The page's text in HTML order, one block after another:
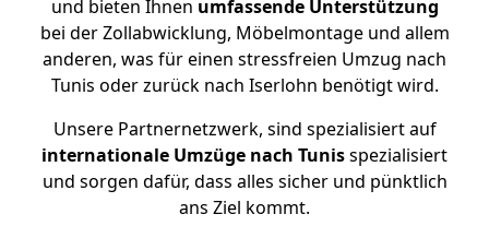
und bieten Ihnen umfassende Unterstützung
bei der Zollabwicklung, Möbelmontage und allem
anderen, was für einen stressfreien Umzug nach
Tunis oder zurück nach Iserlohn benötigt wird.
Unsere Partnernetzwerk, sind spezialisiert auf
internationale Umzüge nach Tunisspezialisiert
und sorgen dafür, dass alles sicher und pünktlich
ans Ziel kommt.